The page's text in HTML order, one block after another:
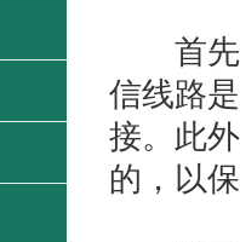
首先，
信线路
接。此
的，以